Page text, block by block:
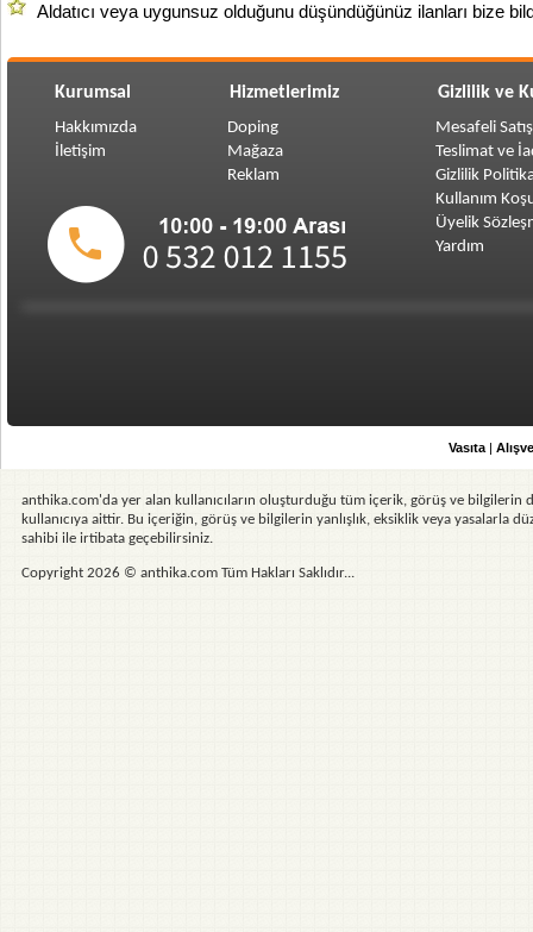
Aldatıcı veya uygunsuz olduğunu düşündüğünüz ilanları bize
Kurumsal Hizmetlerimiz Gizlilik ve
Hakkımızda
İletişim
Doping
Mağaza
Reklam
Mesafeli
Teslimat ve
Gizlilik
Kullanım
Üyelik
Yardım
anthika.com'da yer alan kullanıcıların oluşturduğu tüm içerik, görüş ve
kullanıcıya aittir. Bu içeriğin, görüş ve bilgilerin yanlışlık, eksiklik veya yasalarla
sahibi ile irtibata geçebilirsiniz.
Copyright 2026 © anthika.com Tüm Hakları Saklıdır...
Vasıta |